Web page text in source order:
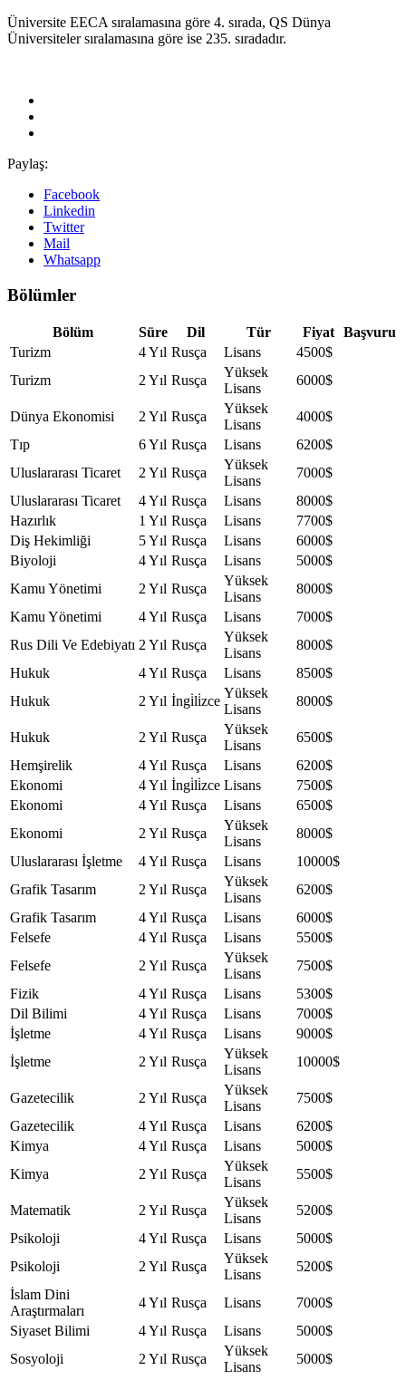
Üniversite EECA sıralamasına göre 4. sırada, QS Dünya
Üniversiteler sıralamasına göre ise 235. sıradadır.
Paylaş:
Facebook
Linkedin
Twitter
Mail
Whatsapp
Bölümler
Bölüm Süre Dil Tür Fiyat
Başvuru
Turizm
4 Yıl Rusça Lisans
4500$
Turizm
2 Yıl Rusça
Yüksek
Lisans
6000$
Dünya Ekonomisi 2 Yıl Rusça
Yüksek
Lisans
4000$
Tıp
6 Yıl Rusça Lisans
6200$
Uluslararası Ticaret
2 Yıl Rusça
Yüksek
Lisans
7000$
Uluslararası Ticaret
4 Yıl Rusça Lisans
8000$
Hazırlık
1 Yıl Rusça Lisans
7700$
Diş Hekimliği
5 Yıl Rusça Lisans
6000$
Biyoloji
4 Yıl Rusça Lisans
5000$
Kamu Yönetimi
2 Yıl Rusça
Yüksek
Lisans
8000$
Kamu Yönetimi
4 Yıl Rusça Lisans
7000$
Rus Dili Ve Edebiyatı 2 Yıl Rusça
Yüksek
Lisans
8000$
Hukuk
4 Yıl Rusça Lisans
8500$
Hukuk
2 Yıl İngi̇li̇zce
Yüksek
Lisans
8000$
Hukuk 2 Yıl Rusça
Yüksek
Lisans
6500$
Hemşirelik
4 Yıl Rusça Lisans
6200$
Ekonomi
4 Yıl İngi̇li̇zce Lisans
7500$
Ekonomi
4 Yıl Rusça Lisans
6500$
Ekonomi
2 Yıl Rusça
Yüksek
Lisans
8000$
Uluslararası İşletme
4 Yıl Rusça Lisans
10000$
Grafik Tasarım
2 Yıl Rusça
Yüksek
Lisans
6200$
Grafik Tasarım
4 Yıl Rusça Lisans
6000$
Felsefe
4 Yıl Rusça Lisans
5500$
Felsefe
2 Yıl Rusça
Yüksek
Lisans
7500$
Fizik
4 Yıl Rusça Lisans
5300$
Dil Bilimi
4 Yıl Rusça Lisans
7000$
İşletme
4 Yıl Rusça Lisans
9000$
İşletme
2 Yıl Rusça
Yüksek
Lisans
10000$
Gazetecilik 2 Yıl Rusça
Yüksek
Lisans
7500$
Gazetecilik
4 Yıl Rusça Lisans
6200$
Kimya
4 Yıl Rusça Lisans
5000$
Kimya
2 Yıl Rusça
Yüksek
Lisans
5500$
Matematik 2 Yıl Rusça
Yüksek
Lisans
5200$
Psikoloji
4 Yıl Rusça Lisans
5000$
Psikoloji
2 Yıl Rusça
Yüksek
Lisans
5200$
İslam Dini
Araştırmaları
4 Yıl Rusça Lisans
7000$
Siyaset Bilimi
4 Yıl Rusça Lisans
5000$
Sosyoloji
2 Yıl Rusça
Yüksek
Lisans
5000$